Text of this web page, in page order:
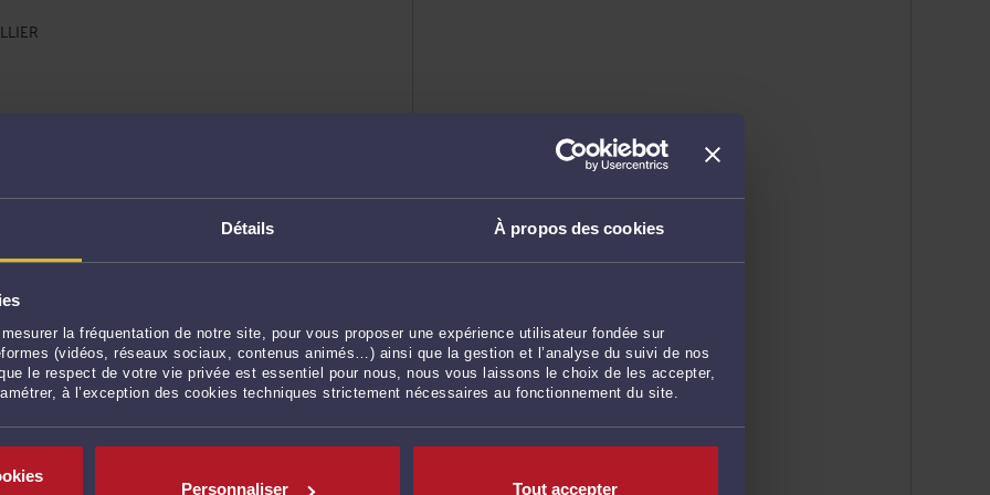
Détails À propos des cookies
la fréquentation de notre site, pour vous proposer une expérience utilisateur fondée sur
(vidéos, réseaux sociaux, contenus animés…) ainsi que la gestion et l’analyse du suivi de nos
le respect de votre vie privée est essentiel pour nous, nous vous laissons le choix de les accepter,
à l’exception des cookies techniques strictement nécessaires au fonctionnement du site.
Personnaliser Tout accepter